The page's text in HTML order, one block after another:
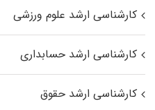
کارشناسی ارشد علوم ورزشی
کارشناسی ارشد حسابداری
کارشناسی ارشد حقوق